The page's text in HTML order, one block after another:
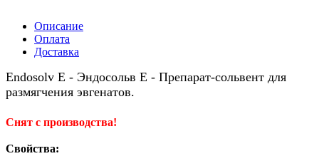
Описание
Оплата
Доставка
Endosolv E - Эндосольв Е - Препарат-сольвент для
размягчения эвгенатов.
Снят с производства!
Свойства: